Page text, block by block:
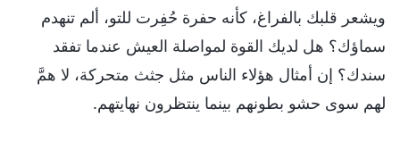
ويشعر قلبك بالفراغ، كأنه حفرة حُفِرت للتو، ألم تنهدم
سماؤك؟ هل لديك القوة لمواصلة العيش عندما تفقد
سندك؟ إن أمثال هؤلاء الناس مثل جثث متحركة، لا همَّ
لهم سوى حشو بطونهم بينما ينتظرون نهايتهم.